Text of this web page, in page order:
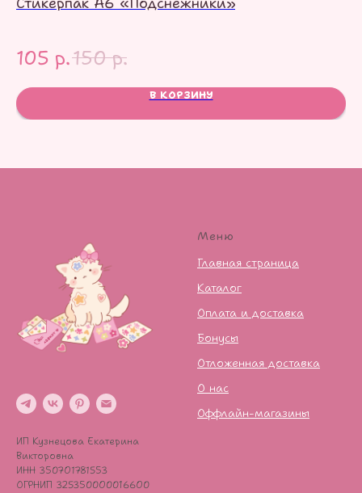
105 р.150 р.
В КОРЗИНУ
ИП Кузнецова Екатерина
Викторовна
ИНН 350701781553
ОГРНИП 325350000016600
Меню
Главная страница
Каталог
Оплата и доставка
Бонусы
Отложенная доставка
О нас
Оффлайн-магазины